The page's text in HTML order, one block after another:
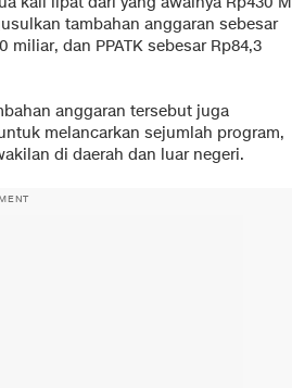
tambahan anggaran sebesar
miliar, dan PPATK sebesar Rp84,3
anggaran tersebut juga
melancarkan sejumlah program,
di daerah dan luar negeri.